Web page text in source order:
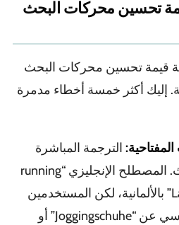
تحسين محركات البحث
قيمة تحسين محركات البحث
إليك أكثر خمسة أخطاء مدمرة
الترجمة المباشرة
تتجاهل بيانات حجم البحث. المصطلح الإنجليزي “running
shoes” يصبح “Laufschuhe” بالألمانية، لكن المستخدمين
الألمان يبحثون بشكل رئيسي عن “Joggingschuhe” أو